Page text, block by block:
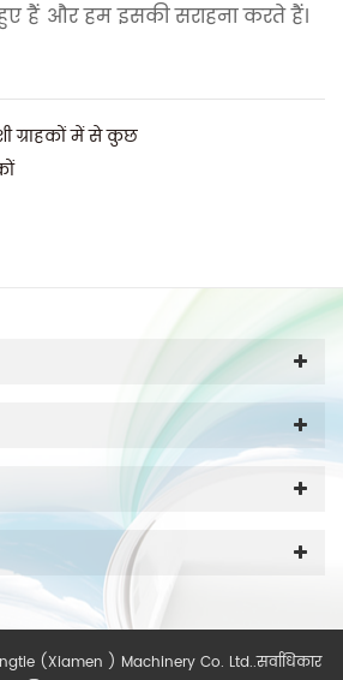
हैं और हम इसकी सराहना करते हैं।
ग्राहकों में से कुछ
(Xiamen ) Machinery Co. Ltd..सर्वाधिकार